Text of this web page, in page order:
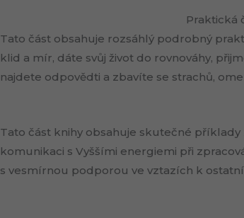
Praktická
Tato část obsahuje rozsáhlý podrobný
klid a mír, dáte svůj život do rovnováhy,
najdete odpovědti a zbavíte se strachů,
Tato část knihy obsahuje skutečné
komunikaci s Vyššími energiemi při
s vesmírnou podporou ve vztazích k